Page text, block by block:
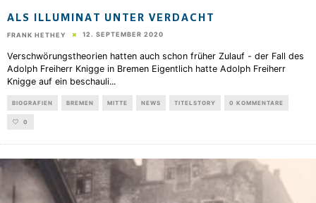
ALS ILLUMINAT UNTER VERDACHT
FRANK HETHEY 12. SEPTEMBER 2020
Verschwörungstheorien hatten auch schon früher Zulauf - der Fall des
Adolph Freiherr Knigge in Bremen Eigentlich hatte Adolph Freiherr
Knigge auf ein beschauli...
BIOGRAFIEN BREMEN MITTE NEWS TITELSTORY 0 KOMMENTARE
0